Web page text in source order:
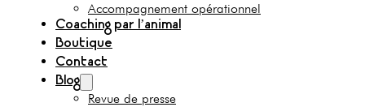
Accompagnement opérationnel
Coaching par l’animal
Boutique
Contact
Blog
Revue de presse